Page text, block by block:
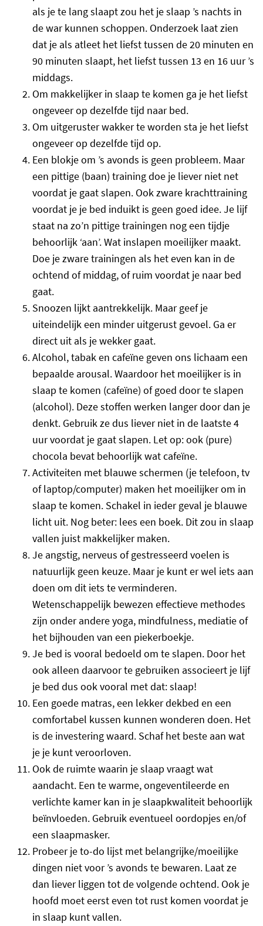
als je te lang slaapt zou het je slaap ’s nachts in
de war kunnen schoppen. Onderzoek laat zien
dat je als atleet het liefst tussen de 20 minuten en
90 minuten slaapt, het liefst tussen 13 en 16 uur ’s
middags.
Om makkelijker in slaap te komen ga je het liefst
ongeveer op dezelfde tijd naar bed.
Om uitgeruster wakker te worden sta je het liefst
ongeveer op dezelfde tijd op.
Een blokje om ’s avonds is geen probleem. Maar
een pittige (baan) training doe je liever niet net
voordat je gaat slapen. Ook zware krachttraining
voordat je je bed induikt is geen goed idee. Je lijf
staat na zo’n pittige trainingen nog een tijdje
behoorlijk ‘aan’. Wat inslapen moeilijker maakt.
Doe je zware trainingen als het even kan in de
ochtend of middag, of ruim voordat je naar bed
gaat.
Snoozen lijkt aantrekkelijk. Maar geef je
uiteindelijk een minder uitgerust gevoel. Ga er
direct uit als je wekker gaat.
Alcohol, tabak en cafeïne geven ons lichaam een
bepaalde arousal. Waardoor het moeilijker is in
slaap te komen (cafeïne) of goed door te slapen
(alcohol). Deze stoffen werken langer door dan je
denkt. Gebruik ze dus liever niet in de laatste 4
uur voordat je gaat slapen. Let op: ook (pure)
chocola bevat behoorlijk wat cafeïne.
Activiteiten met blauwe schermen (je telefoon, tv
of laptop/computer) maken het moeilijker om in
slaap te komen. Schakel in ieder geval je blauwe
licht uit. Nog beter: lees een boek. Dit zou in slaap
vallen juist makkelijker maken.
Je angstig, nerveus of gestresseerd voelen is
natuurlijk geen keuze. Maar je kunt er wel iets aan
doen om dit iets te verminderen.
Wetenschappelijk bewezen effectieve methodes
zijn onder andere yoga, mindfulness, mediatie of
het bijhouden van een piekerboekje.
Je bed is vooral bedoeld om te slapen. Door het
ook alleen daarvoor te gebruiken associeert je lijf
je bed dus ook vooral met dat: slaap!
Een goede matras, een lekker dekbed en een
comfortabel kussen kunnen wonderen doen. Het
is de investering waard. Schaf het beste aan wat
je je kunt veroorloven.
Ook de ruimte waarin je slaap vraagt wat
aandacht. Een te warme, ongeventileerde en
verlichte kamer kan in je slaapkwaliteit behoorlijk
beïnvloeden. Gebruik eventueel oordopjes en/of
een slaapmasker.
Probeer je to-do lijst met belangrijke/moeilijke
dingen niet voor ’s avonds te bewaren. Laat ze
dan liever liggen tot de volgende ochtend. Ook je
hoofd moet eerst even tot rust komen voordat je
in slaap kunt vallen.